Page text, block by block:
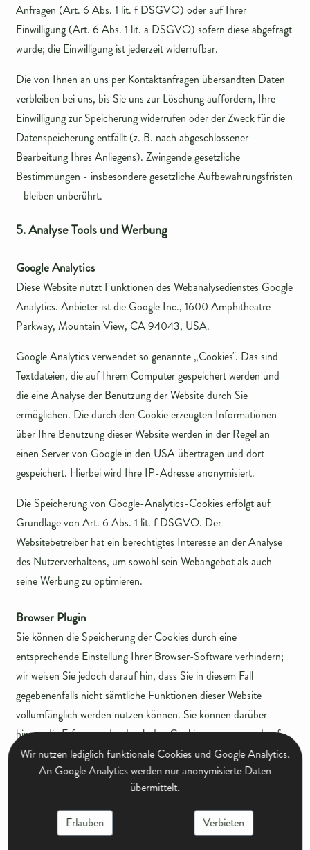
Anfragen (Art. 6 Abs. 1 lit. f DSGVO) oder auf Ihrer
Einwilligung (Art. 6 Abs. 1 lit. a DSGVO) sofern diese abgefragt
wurde; die Einwilligung ist jederzeit widerrufbar.
Die von Ihnen an uns per Kontaktanfragen übersandten Daten
verbleiben bei uns, bis Sie uns zur Löschung auffordern, Ihre
Einwilligung zur Speicherung widerrufen oder der Zweck für die
Datenspeicherung entfällt (z. B. nach abgeschlossener
Bearbeitung Ihres Anliegens). Zwingende gesetzliche
Bestimmungen - insbesondere gesetzliche Aufbewahrungsfristen
- bleiben unberührt.
5. Analyse Tools und Werbung
Google Analytics
Diese Website nutzt Funktionen des Webanalysedienstes Google
Analytics. Anbieter ist die Google Inc., 1600 Amphitheatre
Parkway, Mountain View, CA 94043, USA.
Google Analytics verwendet so genannte „Cookies". Das sind
Textdateien, die auf Ihrem Computer gespeichert werden und
die eine Analyse der Benutzung der Website durch Sie
ermöglichen. Die durch den Cookie erzeugten Informationen
über Ihre Benutzung dieser Website werden in der Regel an
einen Server von Google in den USA übertragen und dort
gespeichert. Hierbei wird Ihre IP-Adresse anonymisiert.
Die Speicherung von Google-Analytics-Cookies erfolgt auf
Grundlage von Art. 6 Abs. 1 lit. f DSGVO. Der
Websitebetreiber hat ein berechtigtes Interesse an der Analyse
des Nutzerverhaltens, um sowohl sein Webangebot als auch
seine Werbung zu optimieren.
Browser Plugin
Sie können die Speicherung der Cookies durch eine
entsprechende Einstellung Ihrer Browser-Software verhindern;
wir weisen Sie jedoch darauf hin, dass Sie in diesem Fall
gegebenenfalls nicht sämtliche Funktionen dieser Website
vollumfänglich werden nutzen können. Sie können darüber
hinaus die Erfassung der durch den Cookie erzeugten und auf
Ihre Nutzung der Website bezogenen Daten (inkl. Ihrer IP-
Adresse) an Google sowie die Verarbeitung dieser Daten durch
Google verhindern, indem Sie das unter dem folgenden Link
verfügbare Browser-Plugin herunterladen und installieren:
https://tools.google.com/dlpage/gaoptout?hl=de.
Wir nutzen lediglich funktionale Cookies und Google Analytics.
An Google Analytics werden nur anonymisierte Daten
übermittelt.
Erlauben Verbieten